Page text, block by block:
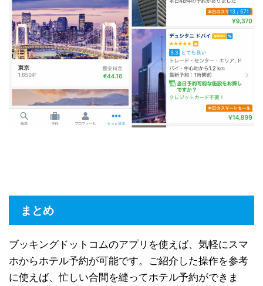
まとめ
ブッキングドットコムのアプリを使えば、気軽にスマ
ホからホテル予約が可能です。ご紹介した操作を参考
に使えば、忙しい合間を縫ってホテル予約ができま